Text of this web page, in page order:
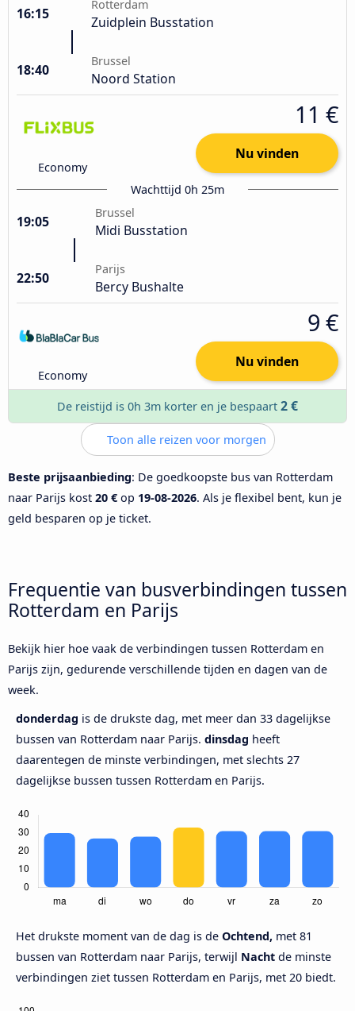
16:15
Rotterdam
Zuidplein Busstation
18:40
Brussel
Noord Station
Economy
11 €
Nu vinden
Wachttijd 0h 25m
19:05
Brussel
Midi Busstation
22:50
Parijs
Bercy Bushalte
Economy
9 €
Nu vinden
De reistijd is 0h 3m korter en je bespaart 2 €
Toon alle reizen voor morgen
Beste prijsaanbieding: De goedkoopste bus van Rotterdam
naar Parijs kost 20 € op 19-08-2026. Als je flexibel bent, kun je
geld besparen op je ticket.
Frequentie van busverbindingen tussen
Rotterdam en Parijs
Bekijk hier hoe vaak de verbindingen tussen Rotterdam en
Parijs zijn, gedurende verschillende tijden en dagen van de
week.
donderdag is de drukste dag, met meer dan 33 dagelijkse
bussen van Rotterdam naar Parijs. dinsdag heeft
daarentegen de minste verbindingen, met slechts 27
dagelijkse bussen tussen Rotterdam en Parijs.
Het drukste moment van de dag is de Ochtend, met 81
bussen van Rotterdam naar Parijs, terwijl Nacht de minste
verbindingen ziet tussen Rotterdam en Parijs, met 20 biedt.